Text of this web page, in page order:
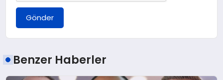
Gönder
Benzer Haberler